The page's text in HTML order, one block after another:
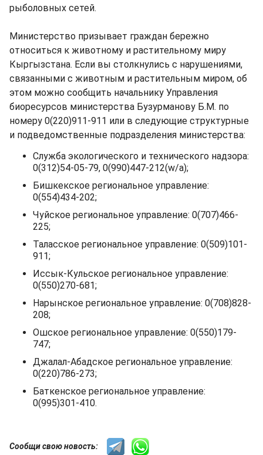
рыболовных сетей.
Министерство призывает граждан бережно
относиться к животному и растительному миру
Кыргызстана. Если вы столкнулись с нарушениями,
связанными с животным и растительным миром, об
этом можно сообщить начальнику Управления
биоресурсов министерства Бузурманову Б.М. по
номеру 0(220)911-911 или в следующие структурные
и подведомственные подразделения министерства:
Служба экологического и технического надзора:
0(312)54-05-79, 0(990)447-212(w/a);
Бишкекское региональное управление:
0(554)434-202;
Чуйское региональное управление: 0(707)466-
225;
Таласское региональное управление: 0(509)101-
911;
Иссык-Кульское региональное управление:
0(550)270-681;
Нарынское региональное управление: 0(708)828-
208;
Ошское региональное управление: 0(550)179-
747;
Джалал-Абадское региональное управление:
0(220)786-273;
Баткенское региональное управление:
0(995)301-410.
Сообщи свою новость: